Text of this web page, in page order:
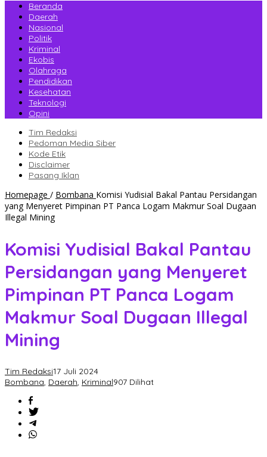
Beranda
Daerah
Nasional
Politik
Kriminal
Ekobis
Olahraga
Pendidikan
Kesehatan
Teknologi
Opini
Tim Redaksi
Pedoman Media Siber
Kode Etik
Disclaimer
Pasang Iklan
Homepage / Bombana Komisi Yudisial Bakal Pantau Persidangan
yang Menyeret Pimpinan PT Panca Logam Makmur Soal Dugaan
Illegal Mining
Komisi Yudisial Bakal Pantau
Persidangan yang Menyeret
Pimpinan PT Panca Logam
Makmur Soal Dugaan Illegal
Mining
Tim Redaksi17 Juli 2024
Bombana, Daerah, Kriminal907 Dilihat